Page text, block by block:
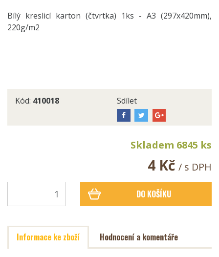
Bílý kreslicí karton (čtvrtka) 1ks - A3 (297x420mm),
220g/m2
Kód: 410018 Sdílet
Skladem 6845 ks
4 Kč / s DPH
DO KOŠÍKU
Informace ke zboží Hodnocení a komentáře